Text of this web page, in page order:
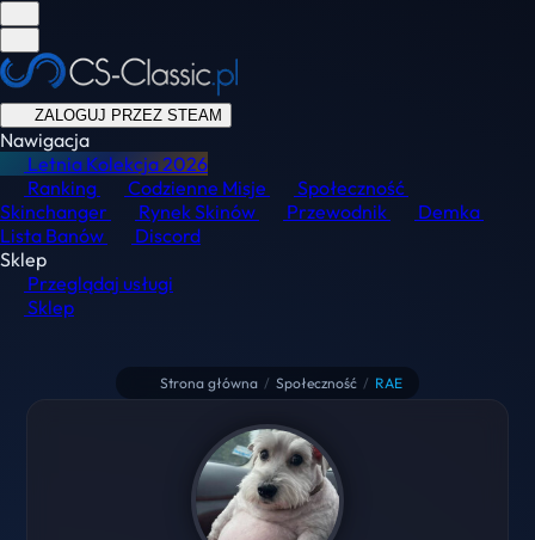
ZALOGUJ PRZEZ STEAM
Nawigacja
Letnia Kolekcja2026
Ranking
Codzienne Misje
Społeczność
Skinchanger
Rynek Skinów Przewodnik
Demka
Lista Banów
Discord
Sklep
Przeglądaj usługi
Sklep
Strona główna / Społeczność / RAE